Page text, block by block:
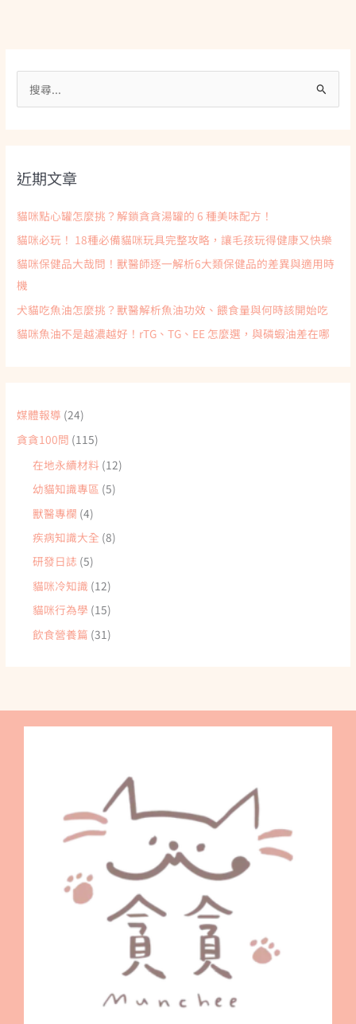
尋
字
近期文章
貓咪點心罐怎麼挑？解鎖貪貪湯罐的 6 種美味配方！
貓咪必玩！ 18種必備貓咪玩具完整攻略，讓毛孩玩得健康又快樂
貓咪保健品大哉問！獸醫師逐一解析6大類保健品的差異與適用時
機
犬貓吃魚油怎麼挑？獸醫解析魚油功效、餵食量與何時該開始吃
貓咪魚油不是越濃越好！rTG、TG、EE 怎麼選，與磷蝦油差在哪
媒體報導 (24)
貪貪100問 (115)
在地永續材料 (12)
幼貓知識專區 (5)
獸醫專欄 (4)
疾病知識大全 (8)
研發日誌 (5)
貓咪冷知識 (12)
貓咪行為學 (15)
飲食營養篇 (31)